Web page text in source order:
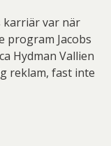
karriär var när
program Jacobs
Hydman Vallien
reklam, fast inte